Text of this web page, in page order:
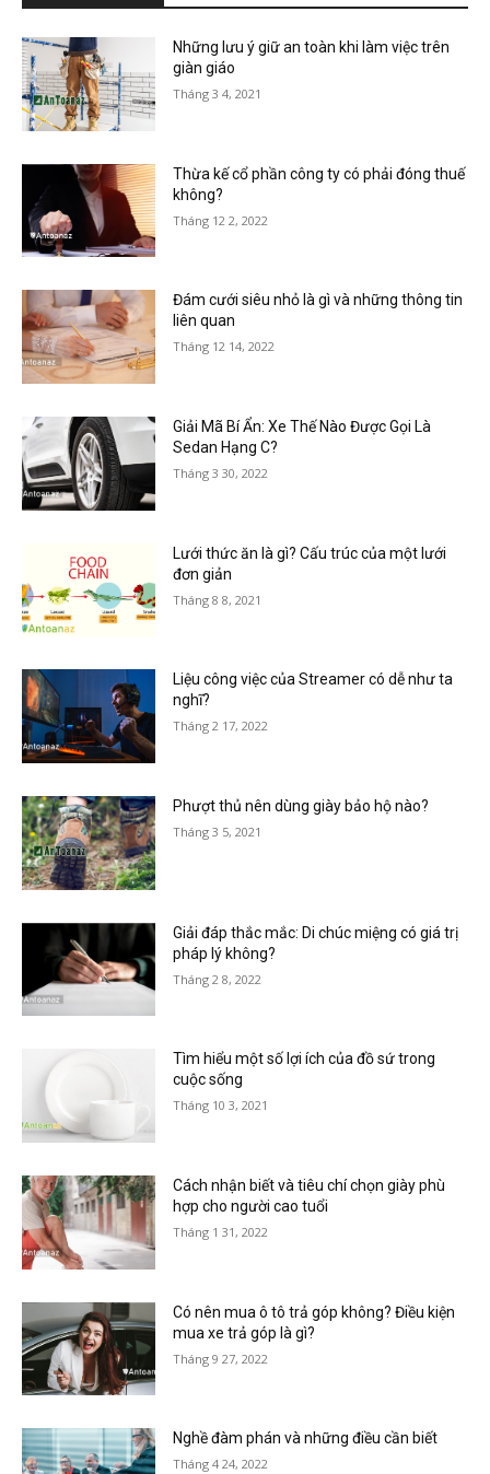
Những lưu ý giữ an toàn khi làm việc trên
giàn giáo
Tháng 3 4, 2021
Thừa kế cổ phần công ty có phải đóng thuế
không?
Tháng 12 2, 2022
Đám cưới siêu nhỏ là gì và những thông tin
liên quan
Tháng 12 14, 2022
Giải Mã Bí Ẩn: Xe Thế Nào Được Gọi Là
Sedan Hạng C?
Tháng 3 30, 2022
Lưới thức ăn là gì? Cấu trúc của một lưới
đơn giản
Tháng 8 8, 2021
Liệu công việc của Streamer có dễ như ta
nghĩ?
Tháng 2 17, 2022
Phượt thủ nên dùng giày bảo hộ nào?
Tháng 3 5, 2021
Giải đáp thắc mắc: Di chúc miệng có giá trị
pháp lý không?
Tháng 2 8, 2022
Tìm hiểu một số lợi ích của đồ sứ trong
cuộc sống
Tháng 10 3, 2021
Cách nhận biết và tiêu chí chọn giày phù
hợp cho người cao tuổi
Tháng 1 31, 2022
Có nên mua ô tô trả góp không? Điều kiện
mua xe trả góp là gì?
Tháng 9 27, 2022
Nghề đàm phán và những điều cần biết
Tháng 4 24, 2022